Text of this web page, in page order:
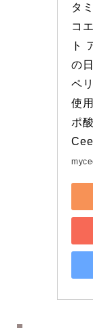
タ
コ
ト
の
ペ
使
ポ